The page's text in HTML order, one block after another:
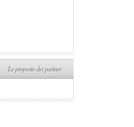
Le proposte dei partner